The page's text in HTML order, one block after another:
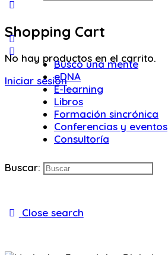
Shopping Cart
No hay productos en el carrito.
Iniciar sesión
Busco una mente
eDNA
E-learning
Libros
Formación sincrónica
Conferencias y eventos
Consultoría
Buscar:
Close search